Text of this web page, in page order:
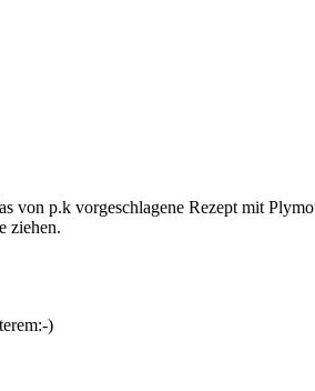
von p.k vorgeschlagene Rezept mit
ziehen.
)